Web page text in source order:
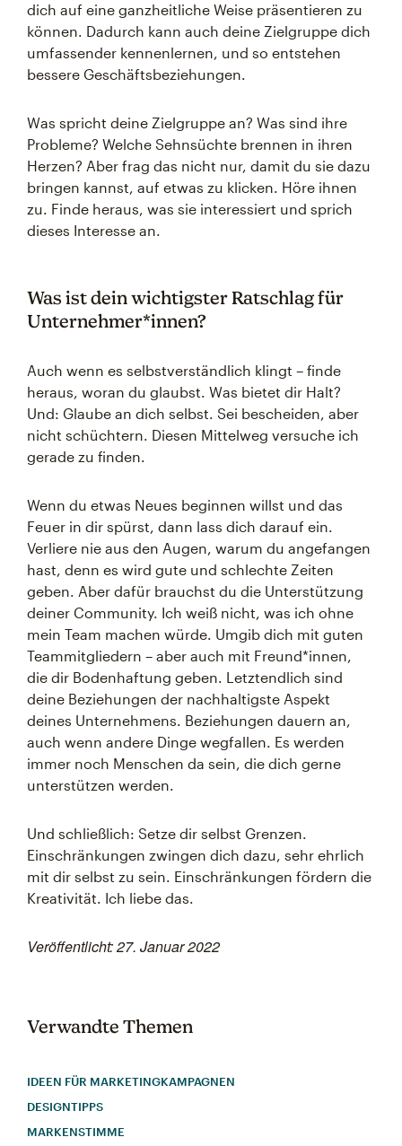
dich auf eine ganzheitliche Weise präsentieren zu
können. Dadurch kann auch deine Zielgruppe dich
umfassender kennenlernen, und so entstehen
bessere Geschäftsbeziehungen.
Was spricht deine Zielgruppe an? Was sind ihre
Probleme? Welche Sehnsüchte brennen in ihren
Herzen? Aber frag das nicht nur, damit du sie dazu
bringen kannst, auf etwas zu klicken. Höre ihnen
zu. Finde heraus, was sie interessiert und sprich
dieses Interesse an.
Was ist dein wichtigster Ratschlag für
Unternehmer*innen?
Auch wenn es selbstverständlich klingt – finde
heraus, woran du glaubst. Was bietet dir Halt?
Und: Glaube an dich selbst. Sei bescheiden, aber
nicht schüchtern. Diesen Mittelweg versuche ich
gerade zu finden.
Wenn du etwas Neues beginnen willst und das
Feuer in dir spürst, dann lass dich darauf ein.
Verliere nie aus den Augen, warum du angefangen
hast, denn es wird gute und schlechte Zeiten
geben. Aber dafür brauchst du die Unterstützung
deiner Community. Ich weiß nicht, was ich ohne
mein Team machen würde. Umgib dich mit guten
Teammitgliedern – aber auch mit Freund*innen,
die dir Bodenhaftung geben. Letztendlich sind
deine Beziehungen der nachhaltigste Aspekt
deines Unternehmens. Beziehungen dauern an,
auch wenn andere Dinge wegfallen. Es werden
immer noch Menschen da sein, die dich gerne
unterstützen werden.
Und schließlich: Setze dir selbst Grenzen.
Einschränkungen zwingen dich dazu, sehr ehrlich
mit dir selbst zu sein. Einschränkungen fördern die
Kreativität. Ich liebe das.
Veröffentlicht: 27. Januar 2022
Verwandte Themen
IDEEN FÜR MARKETINGKAMPAGNEN
DESIGNTIPPS
MARKENSTIMME